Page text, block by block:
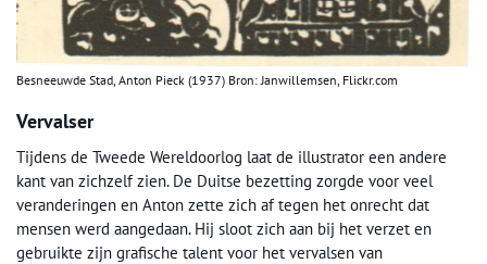
Besneeuwde Stad, Anton Pieck (1937) Bron: Janwillemsen, Flickr.com
Vervalser
Tijdens de Tweede Wereldoorlog laat de illustrator een andere
kant van zichzelf zien. De Duitse bezetting zorgde voor veel
veranderingen en Anton zette zich af tegen het onrecht dat
mensen werd aangedaan. Hij sloot zich aan bij het verzet en
gebruikte zijn grafische talent voor het vervalsen van